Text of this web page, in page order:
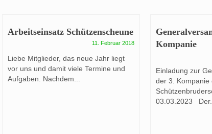
Arbeitseinsatz Schützenscheune
11. Februar 2018
Liebe Mitglieder, das neue Jahr liegt
vor uns und damit viele Termine und
Aufgaben. Nachdem...
Kompanie
Einladung zur
der 3. Kompanie
03.03.2023 Der...